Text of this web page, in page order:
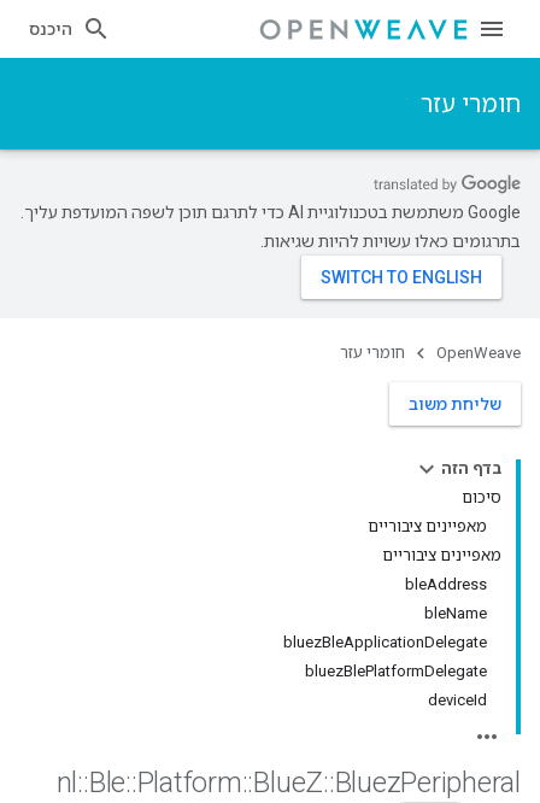
היכנס
חומרי עזר
‫Google משתמשת בטכנולוגיית AI כדי לתרגם תוכן לשפה המועדפת עליך.
בתרגומים כאלו עשויות להיות שגיאות.
OpenWeave חומרי עזר
שליחת משוב
בדף הזה
סיכום
מאפיינים ציבוריים
מאפיינים ציבוריים
bleAddress
bleName
bluezBleApplicationDelegate
bluezBlePlatformDelegate
deviceId
nl ::Ble::Platform::BlueZ::BluezPeripheral